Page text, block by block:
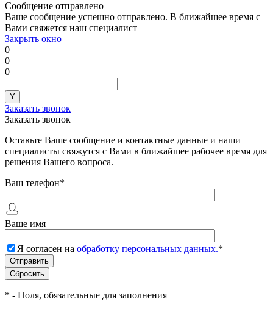
Сообщение отправлено
Ваше сообщение успешно отправлено. В ближайшее время с
Вами свяжется наш специалист
Закрыть окно
0
0
0
Заказать звонок
Заказать звонок
Оставьте Ваше сообщение и контактные данные и наши
специалисты свяжутся с Вами в ближайшее рабочее время для
решения Вашего вопроса.
Ваш телефон*
Ваше имя
Я согласен на обработку персональных данных.*
* - Поля, обязательные для заполнения